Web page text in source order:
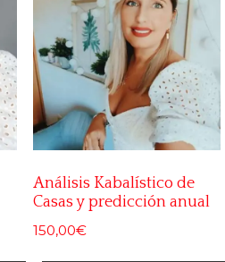
Análisis Kabalístico de
Casas y predicción anual
150,00€